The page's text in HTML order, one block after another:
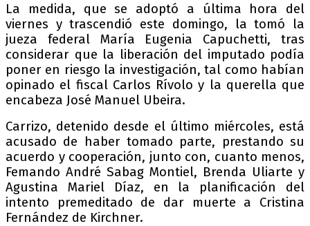
La medida, que se adoptó a última hora del
viernes y trascendió este domingo, la tomó la
jueza federal María Eugenia Capuchetti, tras
considerar que la liberación del imputado podía
poner en riesgo la investigación, tal como habían
opinado el fiscal Carlos Rívolo y la querella que
encabeza José Manuel Ubeira.
Carrizo, detenido desde el último miércoles, está
acusado de haber tomado parte, prestando su
acuerdo y cooperación, junto con, cuanto menos,
Femando André Sabag Montiel, Brenda Uliarte y
Agustina Mariel Díaz, en la planificación del
intento premeditado de dar muerte a Cristina
Fernández de Kirchner.